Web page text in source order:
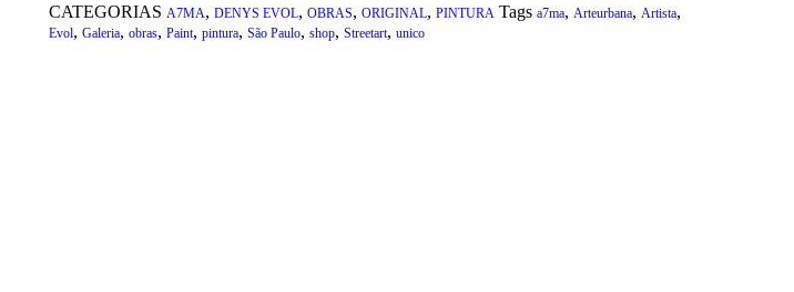
CATEGORIAS A7MA, DENYS EVOL, OBRAS, ORIGINAL, PINTURA Tags a7ma, Arteurbana, Artista,
Evol, Galeria, obras, Paint, pintura, São Paulo, shop, Streetart, unico